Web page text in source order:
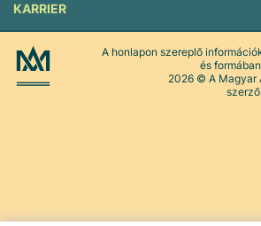
KARRIER
A honlapon szereplő
és
2026 © A Magyar